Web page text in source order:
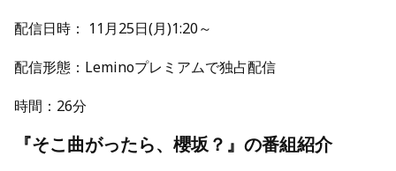
配信日時： 11月25日(月)1:20～
配信形態：Leminoプレミアムで独占配信
時間：26分
『そこ曲がったら、櫻坂？』の番組紹介